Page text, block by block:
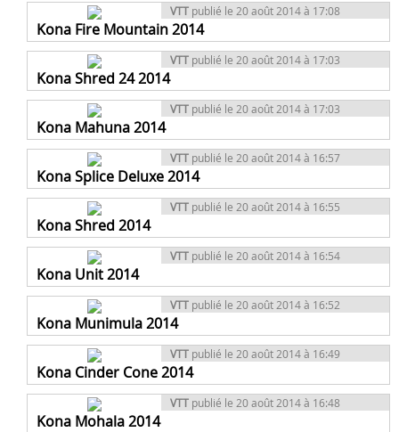
VTT publié le 20 août 2014 à 17:08
Kona Fire Mountain 2014
VTT publié le 20 août 2014 à 17:03
Kona Shred 24 2014
VTT publié le 20 août 2014 à 17:03
Kona Mahuna 2014
VTT publié le 20 août 2014 à 16:57
Kona Splice Deluxe 2014
VTT publié le 20 août 2014 à 16:55
Kona Shred 2014
VTT publié le 20 août 2014 à 16:54
Kona Unit 2014
VTT publié le 20 août 2014 à 16:52
Kona Munimula 2014
VTT publié le 20 août 2014 à 16:49
Kona Cinder Cone 2014
VTT publié le 20 août 2014 à 16:48
Kona Mohala 2014